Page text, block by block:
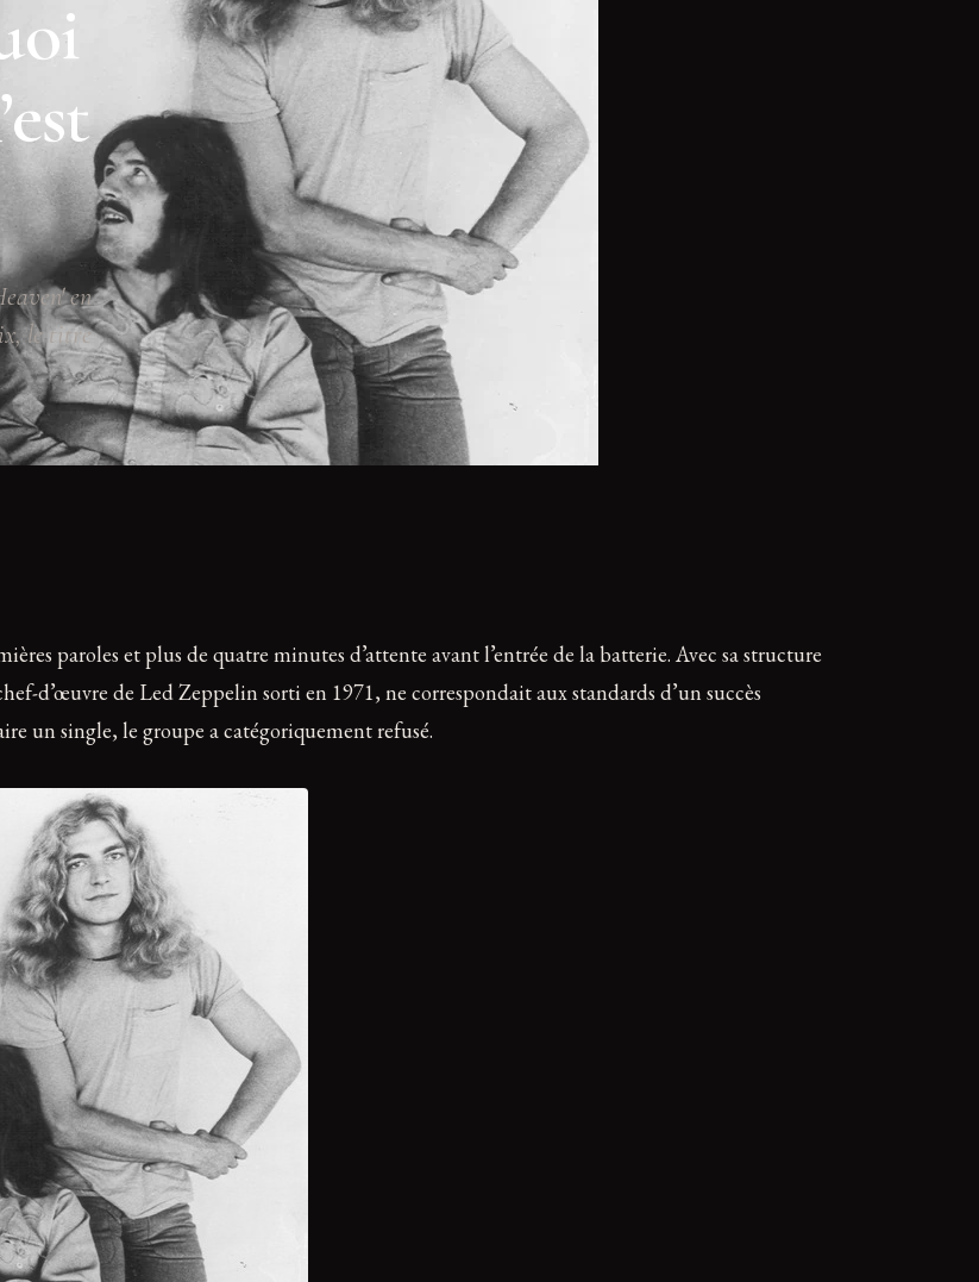
en
le titre
paroles et plus de quatre minutes d’attente avant l’entrée de la batterie. Avec sa structure
d’œuvre de Led Zeppelin sorti en 1971, ne correspondait aux standards d’un succès
un single, le groupe a catégoriquement refusé.